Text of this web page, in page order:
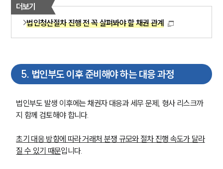
더보기
법인청산절차 진행 전 꼭 살펴봐야 할 채권 관계
5. 법인부도 이후 준비해야 하는 대응 과정
법인부도 발생 이후에는 채권자 대응과 세무 문제, 형사 리스크까
지 함께 검토해야 합니다.
초기 대응 방향에 따라 거래처 분쟁 규모와 절차 진행 속도가 달라
질 수 있기 때문입니다.